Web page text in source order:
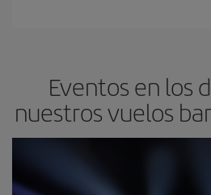
Eventos en los
nuestros vuelos